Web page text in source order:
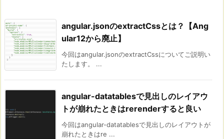
angular.jsonのextractCssとは？【Ang
ular12から廃止】
今回はangular.jsonのextractCssについてご説明い
たします。 ...
angular-datatablesで見出しのレイアウ
トが崩れたときはrerenderすると良い
今回はangular-datatablesで見出しのレイアウトが
崩れたときはre ...